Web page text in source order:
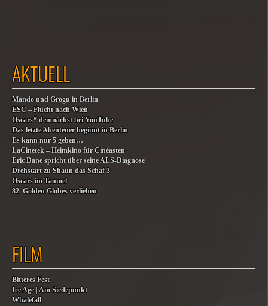
AKTUELL
Mando und Grogu in Berlin
ESC – Flucht nach Wien
Oscars® demnächst bei YouTube
Das letzte Abenteuer beginnt in Berlin
Es kann nur 5 geben…
LaCinetek – Heimkino für Cinéasten
Eric Dane spricht über seine ALS-Diagnose
Drehstart zu Shaun das Schaf 3
Oscars im Taumel
82. Golden Globes verliehen
FILM
Bitteres Fest
Ice Age | Am Siedepunkt
Whalefall